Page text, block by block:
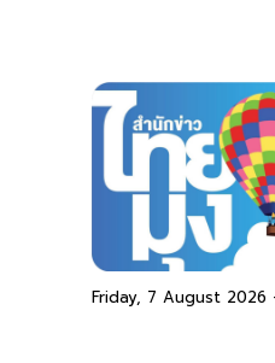
Friday, 7 August 2026